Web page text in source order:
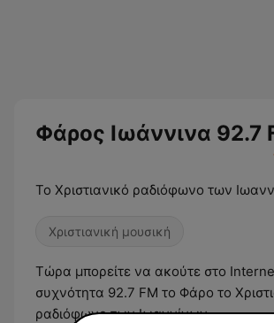
Φάρος Ιωάννινα 92.7
Το Χριστιανικό ραδιόφωνο των
Χριστιανική μουσική
Τώρα μπορείτε να ακούτε στο
συχνότητα 92.7 FM το Φάρο το
ραδιόφωνο των Ιωαννίνων